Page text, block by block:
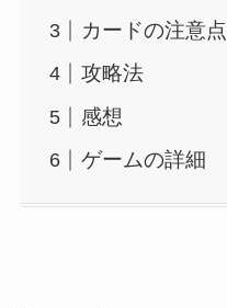
カードの注意点
攻略法
感想
ゲームの詳細